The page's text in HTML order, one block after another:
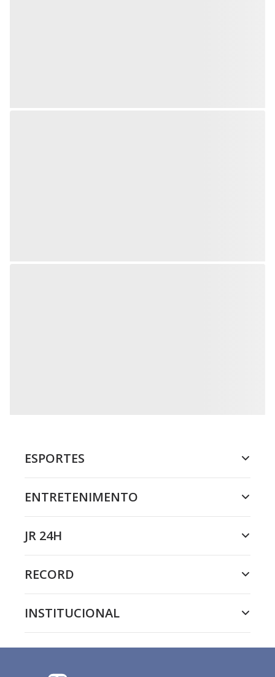
ESPORTES
ENTRETENIMENTO
JR 24H
RECORD
INSTITUCIONAL